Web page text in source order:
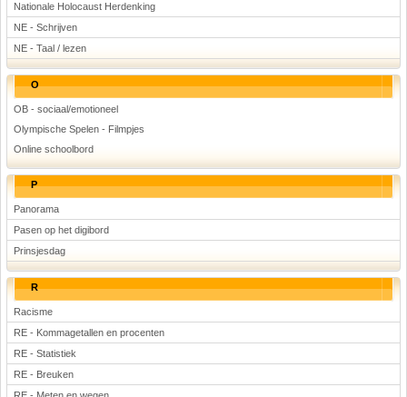
Nationale Holocaust Herdenking
NE - Schrijven
NE - Taal / lezen
O
OB - sociaal/emotioneel
Olympische Spelen - Filmpjes
Online schoolbord
P
Panorama
Pasen op het digibord
Prinsjesdag
R
Racisme
RE - Kommagetallen en procenten
RE - Statistiek
RE - Breuken